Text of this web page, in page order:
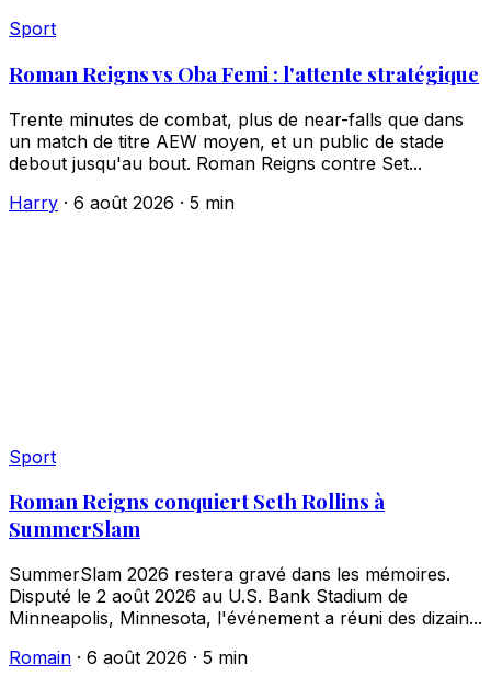
Sport
Roman Reigns vs Oba Femi : l'attente stratégique
Trente minutes de combat, plus de near-falls que dans
un match de titre AEW moyen, et un public de stade
debout jusqu'au bout. Roman Reigns contre Set...
Harry · 6 août 2026 · 5 min
Sport
Roman Reigns conquiert Seth Rollins à
SummerSlam
SummerSlam 2026 restera gravé dans les mémoires.
Disputé le 2 août 2026 au U.S. Bank Stadium de
Minneapolis, Minnesota, l'événement a réuni des dizain...
Romain · 6 août 2026 · 5 min